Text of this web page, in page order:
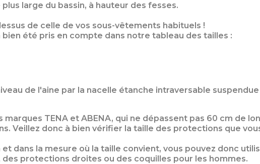
large du bassin, à hauteur des fesses.
de celle de vos sous-vêtements habituels !
été pris en compte dans notre tableau des tailles :
de l'aine par la nacelle étanche intraversable
TENA et ABENA, qui ne dépassent pas 60 cm de
Veillez donc à bien vérifier la taille des protections que
dans la mesure où la taille convient, vous pouvez donc
protections droites ou des coquilles pour les hommes.